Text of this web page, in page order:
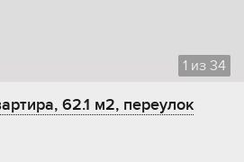
1 из 34
62.1 м2, переулок